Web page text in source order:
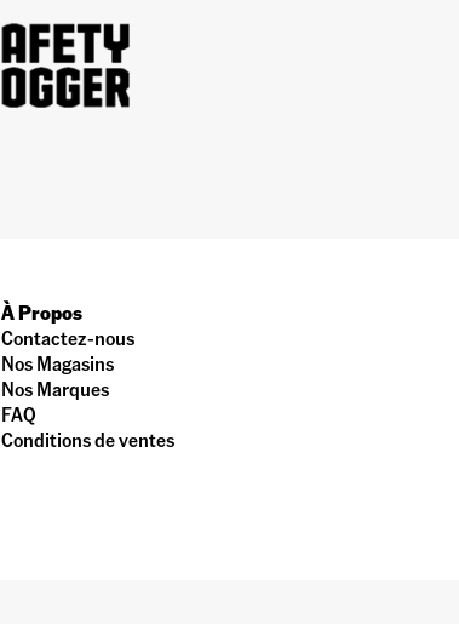
À Propos
Contactez-nous
Nos Magasins
Nos Marques
FAQ
Conditions de ventes